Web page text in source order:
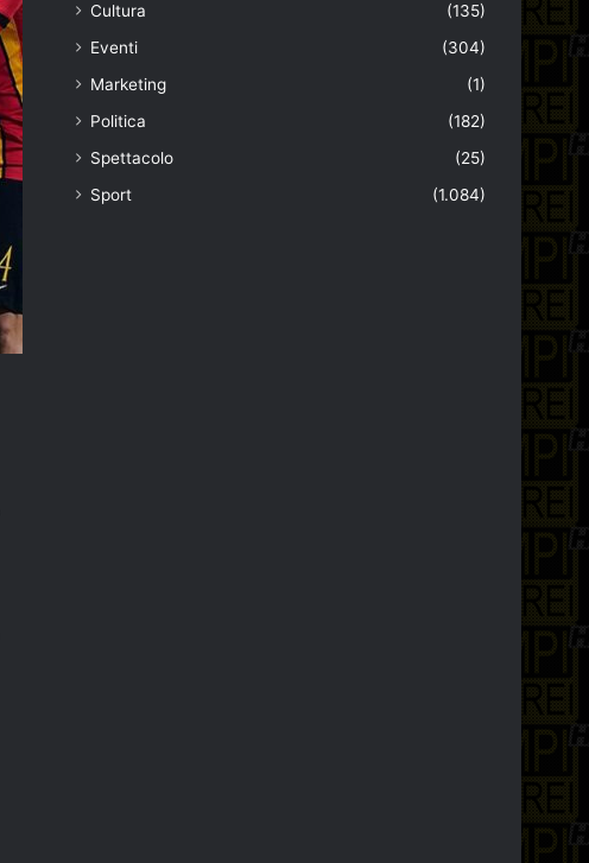
Cultura
(135)
Eventi
(304)
Marketing
(1)
Politica
(182)
Spettacolo
(25)
Sport
(1.084)